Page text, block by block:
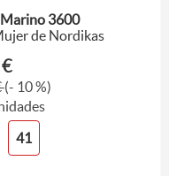
3600
de Nordikas
(- 10 %)
41